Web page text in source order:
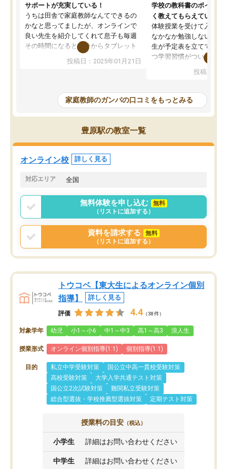
サポートが充実している！
うちは田舎で家庭教師なんてできるの
かなと思ってましたが、オンラインで
良い先生を紹介してくれて息子も毎週
その時間になると自分からタブレット
を開いてzoomを繋げるようになりまし
た！5科目なんでもOKなのもとても気
めて1年ほどだった今では平均点以上の
科目が増えてきました！あと1年受験ま
であるので無料の週末教室を使用しな
がら頑張って欲しいと思います！
投稿日：2025年01月21日
学校の教科書のポイント
く教えてもらえている
体験授業を受けて入塾し
なかなか勉強しない息子
生が予定表を立ててくれ
つ学習習慣がついてきま
指導が無い日も予定表
問できるのでとても助か
投稿日：
家庭教師のガンバの口コミをもっとみる
豊原駅の教室一覧
オンライン校 詳しく見る
対応エリア 全国
無料体験を申し込む
無料
（リストに追加する）
資料を請求する
無料
（リストに追加する）
トウコベ【東大生によるオンライン個別
指導】
詳しく見る
評価 4.4 （38件）
対象学年 幼児 小1～小6 中1～中3 高1～高3 浪人生
授業形式 オンライン個別指導(1:1) 個別指導(1:1)
目的 私立中学受験対策
国公立中高一貫校受験対策
高校受験対策
大学入学共通テスト対策
国公立2次試験対策
難関私立受験対策
総合型選抜・学校推薦型選抜対策
定期テスト対策
授業料の目安 （税込）
小学生 詳細はお問い合わせください
中学生 詳細はお問い合わせください